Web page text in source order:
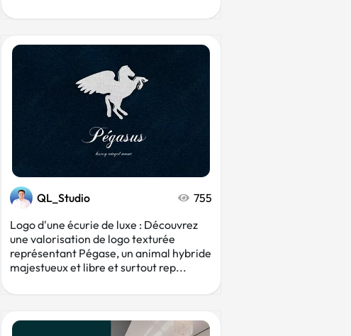
QL_Studio
755
Logo d'une écurie de luxe : Découvrez
une valorisation de logo texturée
représentant Pégase, un animal hybride
majestueux et libre et surtout rep...